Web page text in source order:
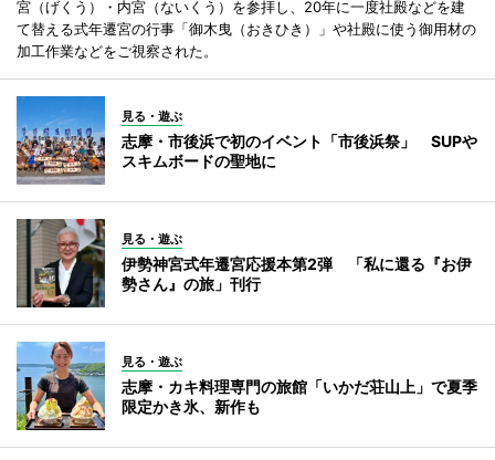
宮（げくう）・内宮（ないくう）を参拝し、20年に一度社殿などを建
て替える式年遷宮の行事「御木曳（おきひき）」や社殿に使う御用材の
加工作業などをご視察された。
見る・遊ぶ
志摩・市後浜で初のイベント「市後浜祭」 SUPや
スキムボードの聖地に
見る・遊ぶ
伊勢神宮式年遷宮応援本第2弾 「私に還る『お伊
勢さん』の旅」刊行
見る・遊ぶ
志摩・カキ料理専門の旅館「いかだ荘山上」で夏季
限定かき氷、新作も